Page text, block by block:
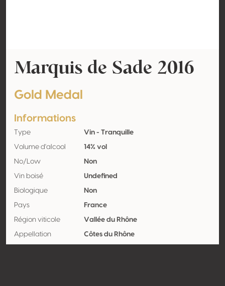
Marquis de Sade 2016
Gold Medal
Informations
Type Vin - Tranquille
Volume d'alcool 14% vol
No/Low Non
Vin boisé Undefined
Biologique Non
Pays France
Région viticole Vallée du Rhône
Appellation Côtes du Rhône